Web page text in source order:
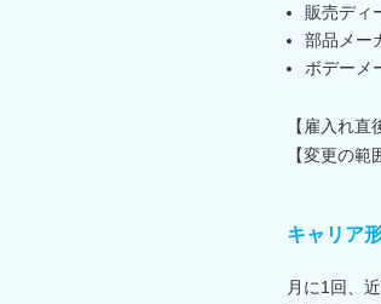
販売ディ
部品メー
ボデーメ
【雇入れ直
【変更の
キャリア
月に1回、